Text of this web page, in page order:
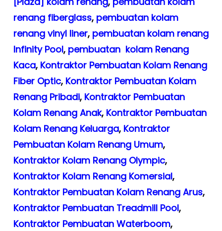
renang fiberglass, pembuatan kolam
renang vinyl liner, pembuatan kolam renang
Infinity Pool, pembuatan kolam Renang
Kaca, Kontraktor Pembuatan Kolam Renang
Fiber Optic, Kontraktor Pembuatan Kolam
Renang Pribadi, Kontraktor Pembuatan
Kolam Renang Anak, Kontraktor Pembuatan
Kolam Renang Keluarga, Kontraktor
Pembuatan Kolam Renang Umum,
Kontraktor Kolam Renang Olympic,
Kontraktor Kolam Renang Komersial,
Kontraktor Pembuatan Kolam Renang Arus,
Kontraktor Pembuatan Treadmill Pool,
Kontraktor Pembuatan Waterboom,